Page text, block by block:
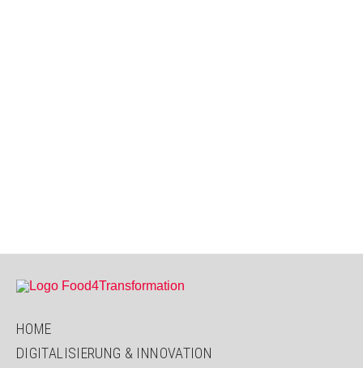
HOME
DIGITALISIERUNG & INNOVATION